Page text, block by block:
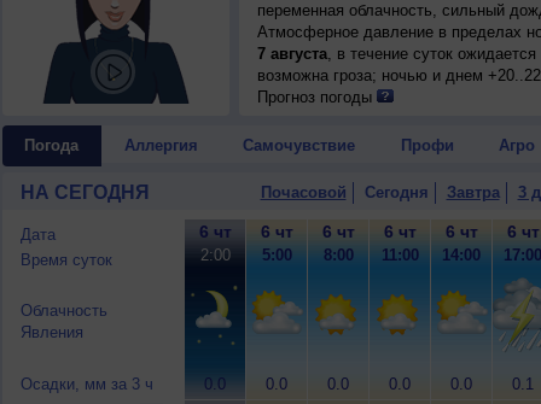
переменная облачность, сильный
Атмосферное давление в пределах
7 августа, в течение суток
возможна гроза; ночью и днем
Прогноз погоды
Погода Аллергия Самочувствие Профи Агро
НА СЕГОДНЯ Почасовой Сегодня Завтра 3
Дата
Время суток
Облачность
Явления
Осадки, мм за 3 ч
6 чт
2:00
0.0
6 чт
5:00
0.0
6 чт
8:00
0.0
6 чт
11:00
0.0
6 чт
14:00
0.0
6 чт
17:00
0.1